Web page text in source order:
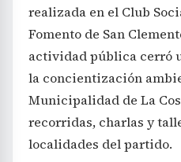
realizada en el Club
Fomento de San
actividad pública cerró
la concientización
Municipalidad de La
recorridas, charlas y
localidades del partido.